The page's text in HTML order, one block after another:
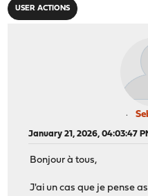
USER ACTIONS
January 21, 2026, 04:03:47
Bonjour à tous,
J'ai un cas que je pense